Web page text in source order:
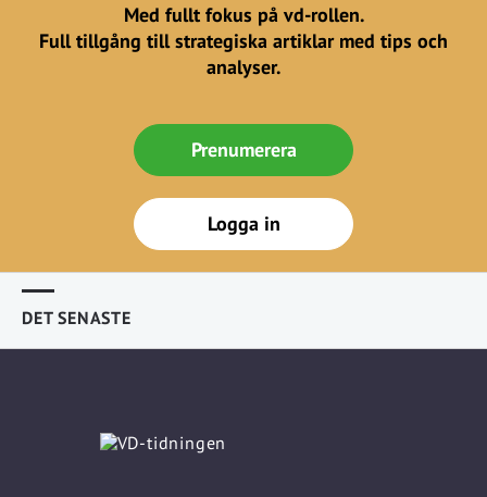
Med fullt fokus på vd-rollen.
Full tillgång till strategiska artiklar med tips och
analyser.
Prenumerera
Logga in
DET SENASTE